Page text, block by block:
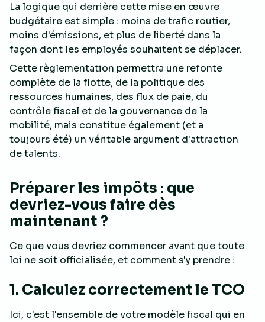
La logique qui derrière cette mise en œuvre
budgétaire est simple : moins de trafic routier,
moins d'émissions, et plus de liberté dans la
façon dont les employés souhaitent se déplacer.
Cette règlementation permettra une refonte
complète de la flotte, de la politique des
ressources humaines, des flux de paie, du
contrôle fiscal et de la gouvernance de la
mobilité, mais constitue également (et a
toujours été) un véritable argument d'attraction
de talents.
Préparer les impôts : que
devriez-vous faire dès
maintenant ?
Ce que vous devriez commencer avant que toute
loi ne soit officialisée, et comment s'y prendre :
1. Calculez correctement le TCO
Ici, c'est l'ensemble de votre modèle fiscal qui en